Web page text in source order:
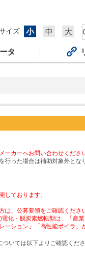
イズ
小 中 大
タ
カーへお問い合わせくださ
った場合は補助対象外とな
ております。
、公募要領をご確認くださ
化・脱炭素燃転型は、「産
ション」「高性能ボイラ」
いては以下よりご確認くださ